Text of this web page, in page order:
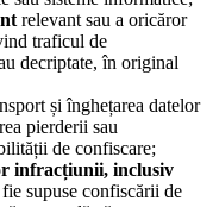
relevant sau a oricăror
traficul de
decriptate, în original
și înghețarea datelor
pierderii sau
de confiscare;
infracțiunii, inclusiv
fie supuse confiscării de